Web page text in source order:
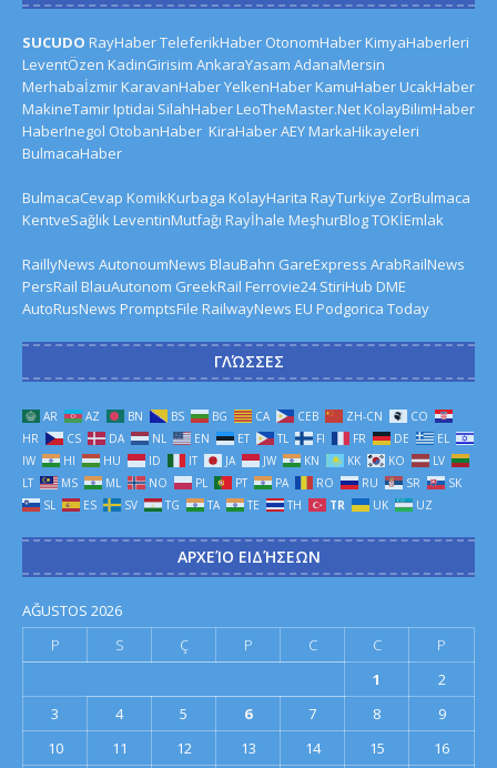
SUCUDO RayHaberTeleferikHaber OtonomHaber KimyaHaberleri
LeventÖzen KadinGirisim AnkaraYasam AdanaMersin
Merhabaİzmir KaravanHaberYelkenHaber KamuHaber UcakHaber
MakineTamir Iptidai SilahHaber LeoTheMaster.Net KolayBilimHaber
HaberInegol OtobanHaber KiraHaberAEY MarkaHikayeleri
BulmacaHaber
BulmacaCevap KomikKurbaga KolayHarita RayTurkiye ZorBulmaca
KentveSağlık LeventinMutfağı Rayİhale MeşhurBlogTOKİEmlak
RaillyNews AutonoumNews BlauBahn GareExpress ArabRailNews
PersRail BlauAutonom GreekRail Ferrovie24 StiriHub DME
AutoRusNews PromptsFile RailwayNews EU Podgorica Today
ΓΛΏΣΣΕΣ
AR AZ BN BS BG CA CEB ZH-CN
CO
HR
CS DA NL EN ET TL FI FR DE
EL
IW
HI HU ID IT JA JW KN KK KO
LV
LT
MS ML NO PL PT PA RO RU SR
SK
SL
ES SV TG TA TE TH TR UK UZ
ΑΡΧΕΊΟ ΕΙΔΉΣΕΩΝ
AĞUSTOS 2026
P
S Ç P C C
P
1
2
3
4 5 6 7 8
9
10
11 12 13 14 15 16